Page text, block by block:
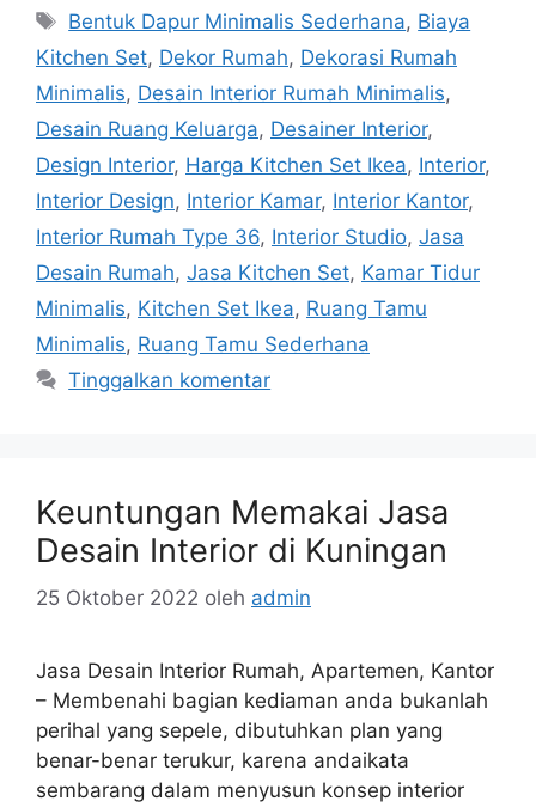
Bentuk Dapur Minimalis Sederhana, Biaya
Kitchen Set, Dekor Rumah, Dekorasi Rumah
Minimalis, Desain Interior Rumah Minimalis,
Desain Ruang Keluarga, Desainer Interior,
Design Interior, Harga Kitchen Set Ikea, Interior,
Interior Design, Interior Kamar, Interior Kantor,
Interior Rumah Type 36, Interior Studio, Jasa
Desain Rumah, Jasa Kitchen Set, Kamar Tidur
Minimalis, Kitchen Set Ikea, Ruang Tamu
Minimalis, Ruang Tamu Sederhana
Tinggalkan komentar
Keuntungan Memakai Jasa
Desain Interior di Kuningan
25 Oktober 2022 oleh admin
Jasa Desain Interior Rumah, Apartemen, Kantor
– Membenahi bagian kediaman anda bukanlah
perihal yang sepele, dibutuhkan plan yang
benar-benar terukur, karena andaikata
sembarang dalam menyusun konsep interior